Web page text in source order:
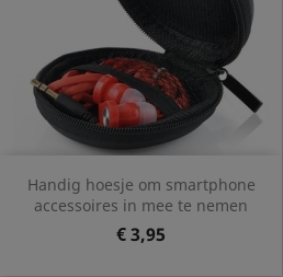
Handig hoesje om smartphone
accessoires in mee te nemen
Prijs
€ 3,95